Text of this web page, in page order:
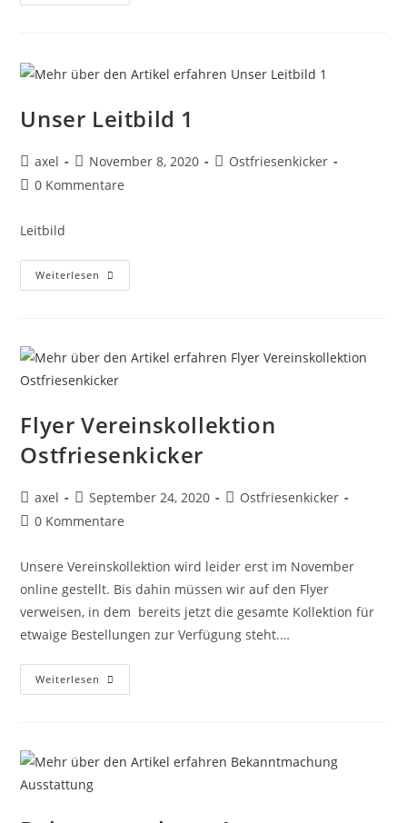
Unser Leitbild 1
axel November 8, 2020
Ostfriesenkicker
0 Kommentare
Leitbild
Weiterlesen
Flyer Vereinskollektion
Ostfriesenkicker
axel September 24, 2020
Ostfriesenkicker
0 Kommentare
Unsere Vereinskollektion wird leider erst im November
online gestellt. Bis dahin müssen wir auf den Flyer
verweisen, in dem bereits jetzt die gesamte Kollektion für
etwaige Bestellungen zur Verfügung steht.…
Weiterlesen